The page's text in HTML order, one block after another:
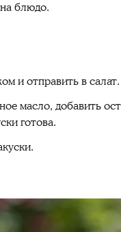
блюдо.
и отправить в салат.
масло, добавить
готова.